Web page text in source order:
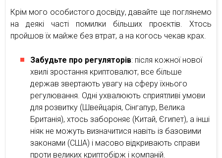
Крім мого особистого досвіду, давайте ще поглянемо
на деякі часті помилки більших проєктів. Хтось
пройшов їх майже без втрат, а на когось чекав крах.
Забудьте про регуляторів: після кожної нової
хвилі зростання криптовалют, все більше
держав звертають увагу на сферу їхнього
регулювання. Одні ухвалюють сприятливі умови
для розвитку (Швейцарія, Сінгапур, Велика
Британія), хтось забороняє (Китай, Єгипет), а інші
ніяк не можуть визначитися навіть із базовими
законами (США) і масово відкривають справи
проти великих криптобірж і компаній.